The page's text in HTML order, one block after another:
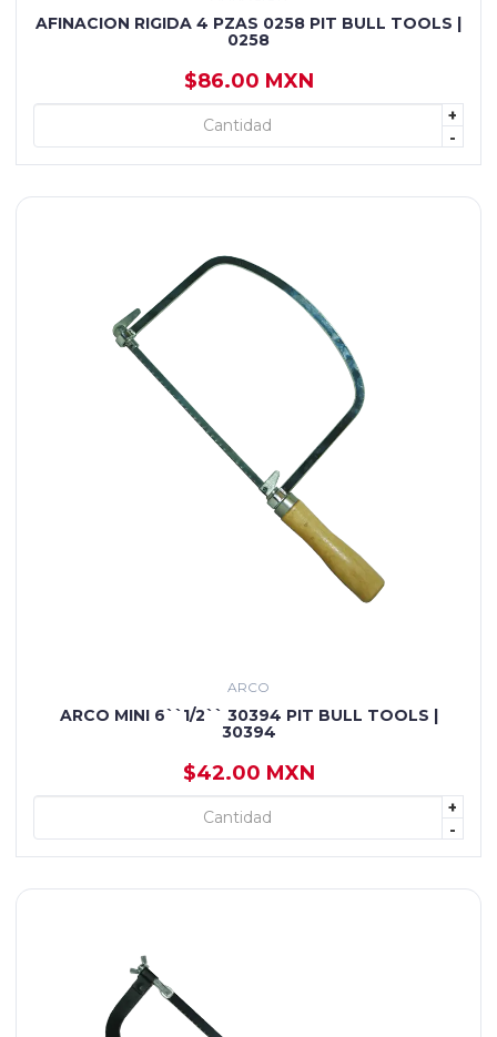
AFINACION RIGIDA 4 PZAS 0258 PIT BULL TOOLS |
0258
$86.00 MXN
+
-
+ AGREGAR
ARCO
ARCO MINI 6``1/2`` 30394 PIT BULL TOOLS |
30394
$42.00 MXN
+
-
+ AGREGAR